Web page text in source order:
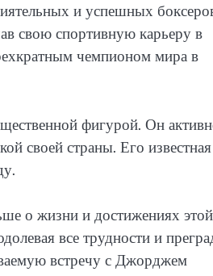
и успешных
свою спортивную карьеру в
чемпионом мира в
фигурой. Он
своей страны. Его известная
о жизни и достижениях этой
все трудности и
встречу с Джорджем